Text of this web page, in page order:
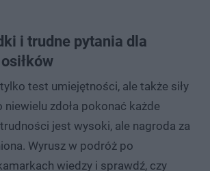
i trudne pytania dla
test umiejętności, ale także siły
niewielu zdoła pokonać każde
jest wysoki, ale nagroda za
Wyrusz w podróż po
wiedzy i sprawdź, czy